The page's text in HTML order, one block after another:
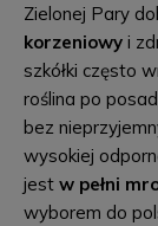
Zielonej Pary
korzeniowy i
szkółki często
roślina po
bez
wysokiej
jest w pełni
wyborem do